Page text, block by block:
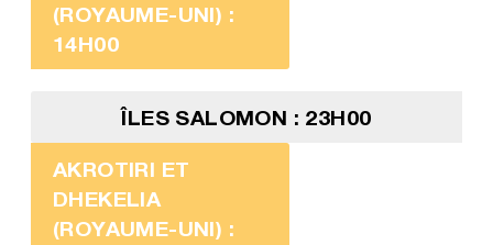
(ROYAUME-UNI) :
14H00
ÎLES SALOMON : 23H00
AKROTIRI ET
DHEKELIA
(ROYAUME-UNI) :